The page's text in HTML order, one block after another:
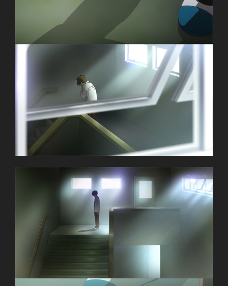
一週間フレンズ.
TV Series
Unknown
07.04.2014 đến ??
Brain`s Base
Comedy, Coming of Age, Daily Life, High
School, Manga, Romance, Shounen
~Thành viên thực hiện~
Zenko
Nữ Sinh Lãng Quên Một Tuần Ký Ức.